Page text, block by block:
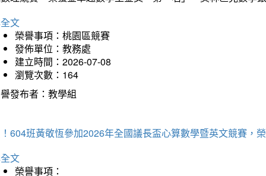
文
榮譽事項：桃園區競賽
發佈單位：教務處
建立時間：2026-07-08
瀏覽次數：164
發布者：教學組
604班黃敬恆參加2026年全國議長盃心算數學暨英文競賽，
文
榮譽事項：